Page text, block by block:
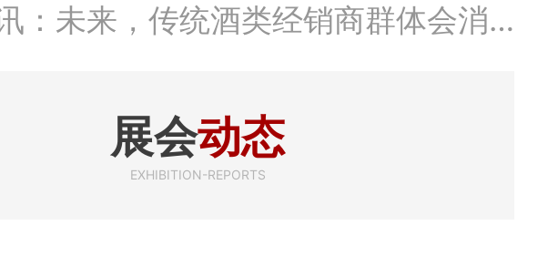
：首批28个酒品牌入选中国消费名品，
：2024年上市酒企业第三季度报（白
酒、啤酒、葡萄酒、黄酒）
展会动态
EXHIBITION-REPORTS